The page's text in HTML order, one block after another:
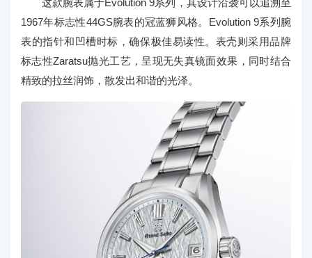
这款腕表属于Evolution 9系列，其设计沿袭可以追溯至
1967年标志性44GS腕表的冠蓝狮风格。Evolution 9系列腕
表的指针和凹槽时标，确保极佳易读性。表壳则采用品牌
标志性Zaratsu抛光工艺，呈现无失真镜面效果，同时结合
精致的拉丝润饰，散发出和谐的光泽。